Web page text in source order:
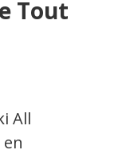
Tout
All